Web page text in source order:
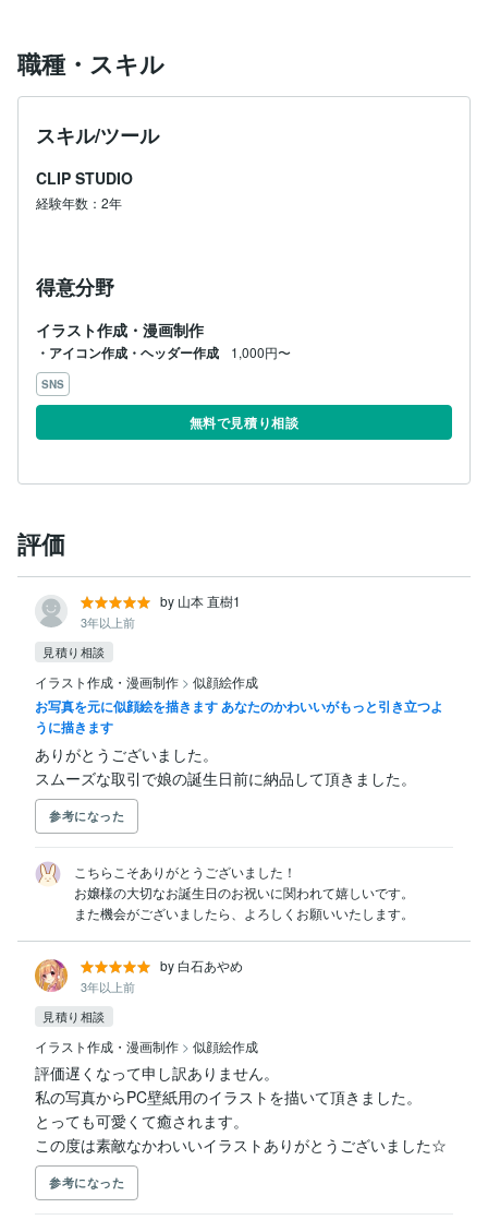
職種・スキル
スキル/ツール
CLIP STUDIO
経験年数：2年
得意分野
イラスト作成・漫画制作
・アイコン作成・ヘッダー作成 1,000円〜
SNS
無料で見積り相談
評価
by 山本 直樹1
3年以上前
見積り相談
イラスト作成・漫画制作 > 似顔絵作成
お写真を元に似顔絵を描きます あなたのかわいいがもっと引き立つよ
うに描きます
ありがとうございました。
スムーズな取引で娘の誕生日前に納品して頂きました。
参考になった
こちらこそありがとうございました！
お嬢様の大切なお誕生日のお祝いに関われて嬉しいです。
また機会がございましたら、よろしくお願いいたします。
by 白石あやめ
3年以上前
見積り相談
イラスト作成・漫画制作 > 似顔絵作成
評価遅くなって申し訳ありません。
私の写真からPC壁紙用のイラストを描いて頂きました。
とっても可愛くて癒されます。
この度は素敵なかわいいイラストありがとうございました☆
参考になった